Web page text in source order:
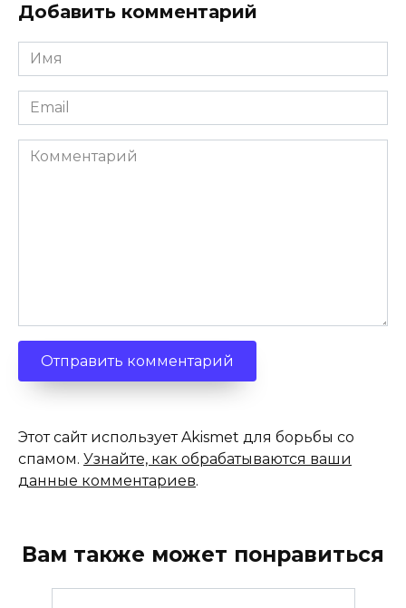
Добавить комментарий
Имя
*
Email
*
Комментарий
Этот сайт использует Akismet для борьбы со
спамом. Узнайте, как обрабатываются ваши
данные комментариев.
Вам также может понравиться